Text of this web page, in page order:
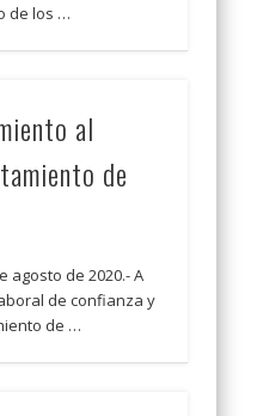
de los …
al
de
agosto de 2020.- A
de confianza y
de …